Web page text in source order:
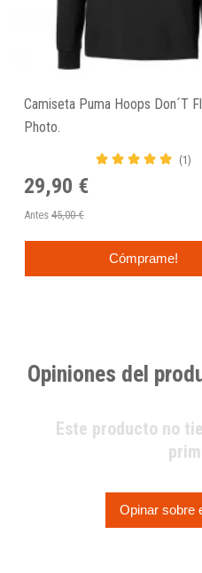
Camiseta Puma Hoops Don´T
Photo.
(1)
29,90 €
Antes 45,00 €
Cómprame!
Opiniones del
Este producto no
Opinar sobre